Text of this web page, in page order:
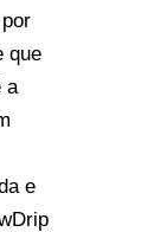
que
a
e